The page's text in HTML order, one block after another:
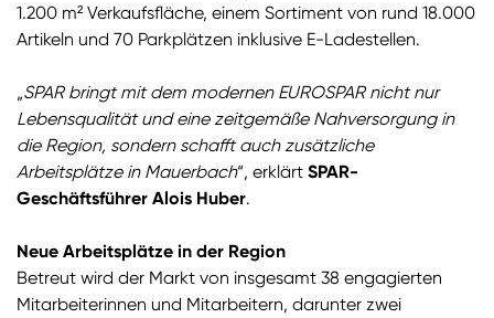
1.200 m² Verkaufsfläche, einem Sortiment von rund 18.000
Artikeln und 70 Parkplätzen inklusive E-Ladestellen.
„SPAR bringt mit dem modernen EUROSPAR nicht nur
Lebensqualität und eine zeitgemäße Nahversorgung in
die Region, sondern schafft auch zusätzliche
Arbeitsplätze in Mauerbach“, erklärt SPAR-
Geschäftsführer Alois Huber.
Neue Arbeitsplätze in der Region
Betreut wird der Markt von insgesamt 38 engagierten
Mitarbeiterinnen und Mitarbeitern, darunter zwei